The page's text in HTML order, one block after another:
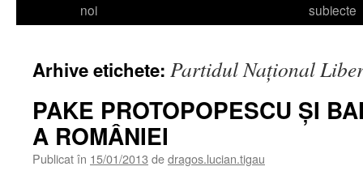
noi
subiecte
Arhive etichete: Partidul Naţional
PAKE PROTOPOPESCU ŞI
A ROMÂNIEI
Publicat în 15/01/2013 dedragos.lucian.tigau